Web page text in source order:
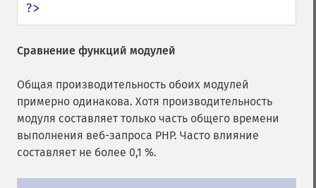
?>
Сравнение функций модулей
Общая производительность обоих модулей
примерно одинакова. Хотя производительность
модуля составляет только часть общего времени
выполнения веб-запроса PHP. Часто влияние
составляет не более 0,1 %.